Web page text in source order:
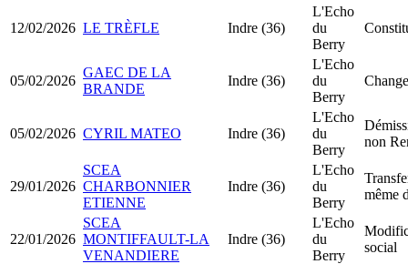
12/02/2026 LE TRÈFLE Indre (36)
L'Echo
du
Berry
05/02/2026
GAEC DE LA
BRANDE
Indre (36)
L'Echo
du
Berry
05/02/2026 CYRIL MATEO Indre (36)
L'Echo
du
Berry
non
29/01/2026
SCEA
CHARBONNIER
ETIENNE
Indre (36)
L'Echo
du
Berry
même
22/01/2026
SCEA
MONTIFFAULT-LA
VENANDIERE
Indre (36)
L'Echo
du
Berry
social